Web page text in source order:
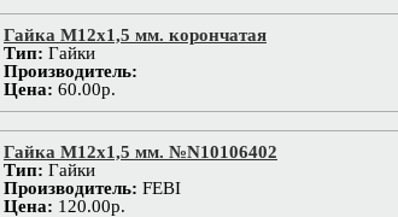
Гайка М12х1,5 мм. корончатая
Тип: Гайки
Производитель:
Цена: 60.00р.
Гайка М12х1,5 мм. №N10106402
Тип: Гайки
Производитель: FEBI
Цена: 120.00р.